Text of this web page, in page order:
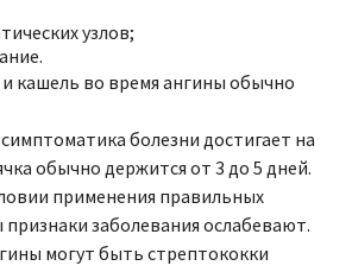
узлов;
кашель во время ангины обычно
болезни достигает на
обычно держится от 3 до 5 дней.
применения правильных
заболевания ослабевают.
могут быть стрептококки